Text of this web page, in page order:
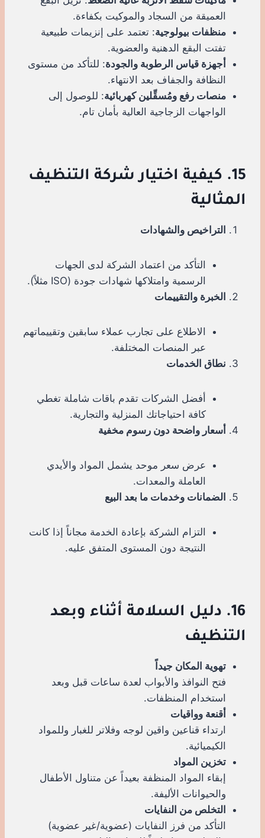
العميقة من السجاد والموكيت بكفاءة.
منظفات بيولوجية: تعتمد على إنزيمات طبيعية
تفتت البقع الدهنية والعضوية.
أجهزة قياس الرطوبة والجودة: للتأكد من مستوى
النظافة والجفاف بعد الانتهاء.
منصات رفع ومُسقِّلين كهربائية: للوصول إلى
الواجهات الزجاجية العالية بأمان تام.
15. كيفية اختيار شركة التنظيف
المثالية
التراخيص والشهادات
التأكد من اعتماد الشركة لدى الجهات
الرسمية وامتلاكها شهادات جودة (ISO مثلاً).
الخبرة والتقييمات
الاطلاع على تجارب عملاء سابقين وتقييماتهم
عبر المنصات المختلفة.
نطاق الخدمات
أفضل الشركات تقدم باقات شاملة تغطي
كافة احتياجاتك المنزلية والتجارية.
أسعار واضحة دون رسوم مخفية
عرض سعر موحد يشمل المواد والأيدي
العاملة والمعدات.
الضمانات وخدمات ما بعد البيع
التزام الشركة بإعادة الخدمة مجاناً إذا كانت
النتيجة دون المستوى المتفق عليه.
16. دليل السلامة أثناء وبعد
التنظيف
تهوية المكان جيداً
فتح النوافذ والأبواب لعدة ساعات قبل وبعد
استخدام المنظفات.
أقنعة وواقيات
ارتداء قناعين واقين لوجه وفلاتر للغبار وللمواد
الكيميائية.
تخزين المواد
إبقاء المواد المنظفة بعيداً عن متناول الأطفال
والحيوانات الأليفة.
التخلص من النفايات
التأكد من فرز النفايات (عضوية/غير عضوية)